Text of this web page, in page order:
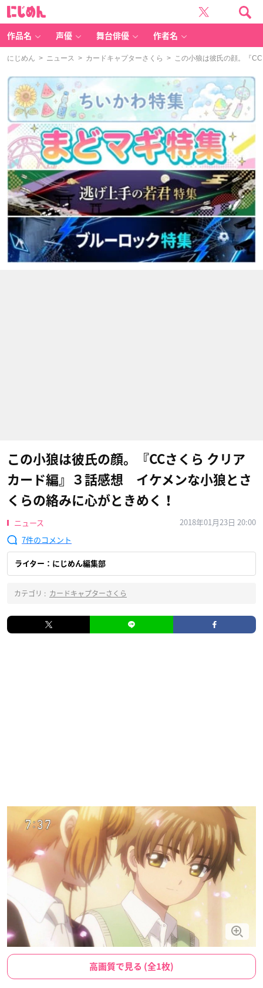
作品名 声優 舞台俳優 作者名
にじめん > ニュース > カードキャプターさくら > この小狼は彼氏の顔。『
この小狼は彼氏の顔。『CCさくら クリア
カード編』３話感想 イケメンな小狼とさ
くらの絡みに心がときめく！
ニュース
2018年01月23日 20:00
7
ライター：にじめん編集部
カテゴリ : カードキャプターさくら
高画質で見る (全1枚)